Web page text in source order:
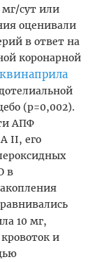
мг/сут или
оценивали
в ответ на
коронарной
квинаприла
(p=0,002).
АПФ
II, его
в
10 мг,
и